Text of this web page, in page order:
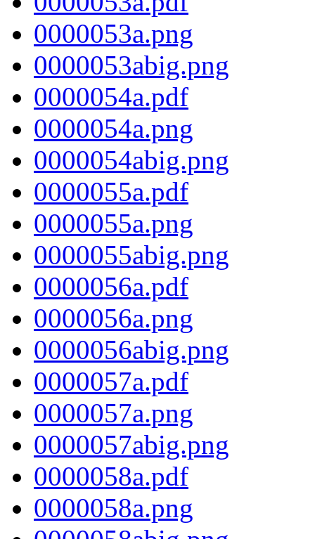
0000053a.png
0000053abig.png
0000054a.pdf
0000054a.png
0000054abig.png
0000055a.pdf
0000055a.png
0000055abig.png
0000056a.pdf
0000056a.png
0000056abig.png
0000057a.pdf
0000057a.png
0000057abig.png
0000058a.pdf
0000058a.png